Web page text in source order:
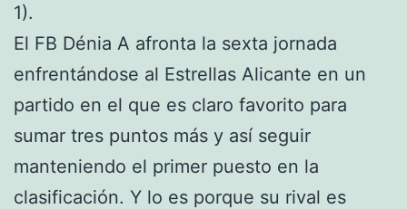
1).
El FB Dénia A afronta la sexta jornada
enfrentándose al Estrellas Alicante en un
partido en el que es claro favorito para
sumar tres puntos más y así seguir
manteniendo el primer puesto en la
clasificación. Y lo es porque su rival es